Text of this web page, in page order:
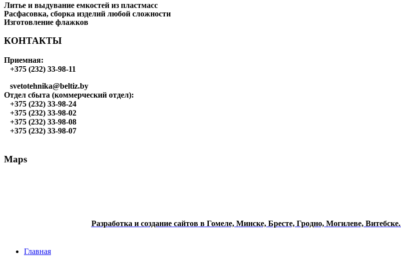
Литье и выдувание емкостей из пластмасс
Расфасовка, сборка изделий любой сложности
Изготовление флажков
КОНТАКТЫ
Приемная:
+375 (232) 33-98-11
svetotehnika@beltiz.by
Отдел сбыта (коммерческий отдел):
+375 (232) 33-98-24
+375 (232) 33-98-02
+375 (232) 33-98-08
+375 (232) 33-98-07
Maps
Разработка и создание сайтов в Гомеле, Минске, Бресте, Гродно, Могилеве, Витебске.
Главная